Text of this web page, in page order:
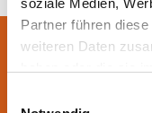
soziale Medien,
Partner führen
weiteren Daten
Lassen